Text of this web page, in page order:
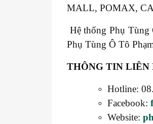
MALL, POMAX,
Hệ thống Phụ Tùng
Phụ Tùng Ô Tô
THÔNG TIN LIÊN
Hotline:
Facebook:
Website: